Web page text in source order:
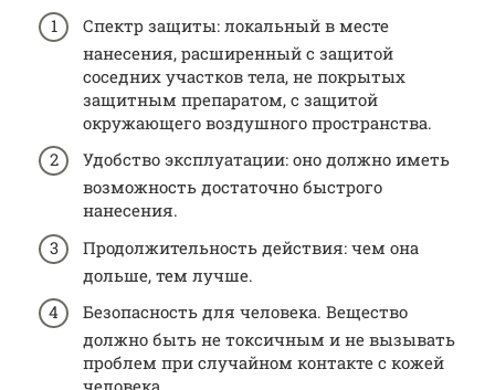
Спектр защиты: локальный в месте
нанесения, расширенный с защитой
соседних участков тела, не покрытых
защитным препаратом, с защитой
окружающего воздушного пространства.
Удобство эксплуатации: оно должно иметь
возможность достаточно быстрого
нанесения.
Продолжительность действия: чем она
дольше, тем лучше.
Безопасность для человека. Вещество
должно быть не токсичным и не вызывать
проблем при случайном контакте с кожей